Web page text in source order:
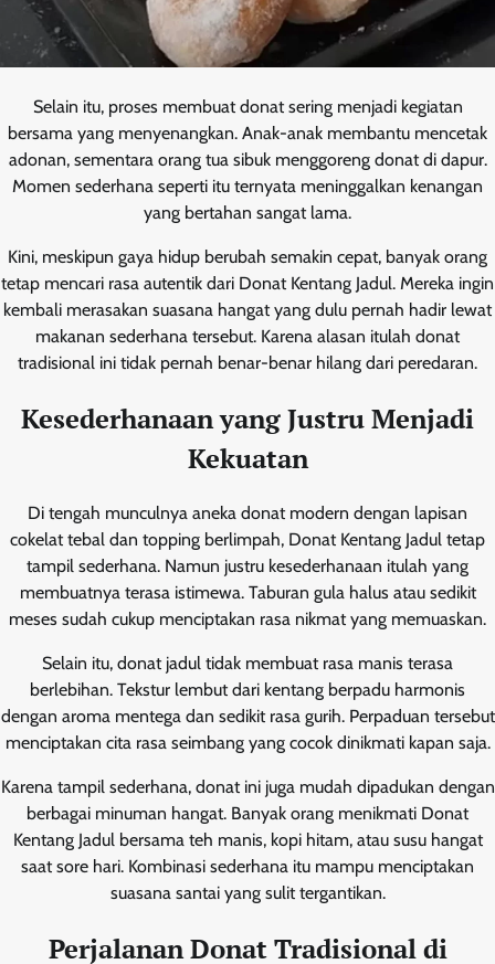
Selain itu, proses membuat donat sering menjadi kegiatan
bersama yang menyenangkan. Anak-anak membantu mencetak
adonan, sementara orang tua sibuk menggoreng donat di dapur.
Momen sederhana seperti itu ternyata meninggalkan kenangan
yang bertahan sangat lama.
Kini, meskipun gaya hidup berubah semakin cepat, banyak orang
tetap mencari rasa autentik dari Donat Kentang Jadul. Mereka ingin
kembali merasakan suasana hangat yang dulu pernah hadir lewat
makanan sederhana tersebut. Karena alasan itulah donat
tradisional ini tidak pernah benar-benar hilang dari peredaran.
Kesederhanaan yang Justru Menjadi
Kekuatan
Di tengah munculnya aneka donat modern dengan lapisan
cokelat tebal dan topping berlimpah, Donat Kentang Jadul tetap
tampil sederhana. Namun justru kesederhanaan itulah yang
membuatnya terasa istimewa. Taburan gula halus atau sedikit
meses sudah cukup menciptakan rasa nikmat yang memuaskan.
Selain itu, donat jadul tidak membuat rasa manis terasa
berlebihan. Tekstur lembut dari kentang berpadu harmonis
dengan aroma mentega dan sedikit rasa gurih. Perpaduan tersebut
menciptakan cita rasa seimbang yang cocok dinikmati kapan saja.
Karena tampil sederhana, donat ini juga mudah dipadukan dengan
berbagai minuman hangat. Banyak orang menikmati Donat
Kentang Jadul bersama teh manis, kopi hitam, atau susu hangat
saat sore hari. Kombinasi sederhana itu mampu menciptakan
suasana santai yang sulit tergantikan.
Perjalanan Donat Tradisional di